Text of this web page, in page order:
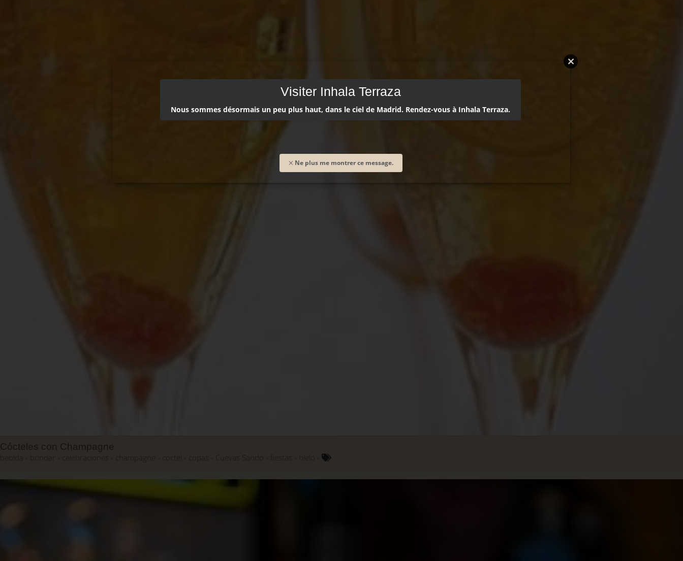
Cócteles con Champagne
bebida
celebraciones champagne coctel Cuevas Sandó fiestas hielo
Visiter Inhala Terraza
Nous sommes désormais un peu plus haut, dans le ciel de Madrid. Rendez-vous à Inhala Terraza.
Ne plus me montrer ce message.